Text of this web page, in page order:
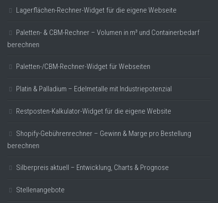
Lagerflächen-Rechner-Widget für die eigene Webseite
Paletten- & CBM-Rechner – Volumen in m³ und Containerbedarf
berechnen
Paletten-/CBM-Rechner-Widget für Webseiten
Platin & Palladium – Edelmetalle mit Industriepotenzial
Restposten-Kalkulator-Widget für die eigene Website
Shopify-Gebührenrechner – Gewinn & Marge pro Bestellung
berechnen
Silberpreis aktuell – Entwicklung, Charts & Prognose
Stellenangebote